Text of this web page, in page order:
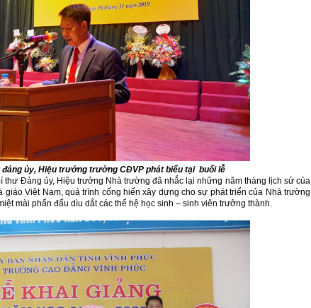
đảng ủy, Hiệu trưởng trường CĐVP phát biểu tại buổi lễ
thư Đảng ủy, Hiệu trưởng Nhà trường đã nhắc lại những năm tháng lịch sử của
Việt Nam, quá trình cống hiến xây dựng cho sự phát triển của Nhà trường
mài phấn đấu dìu dắt các thế hệ học sinh – sinh viên trưởng thành.